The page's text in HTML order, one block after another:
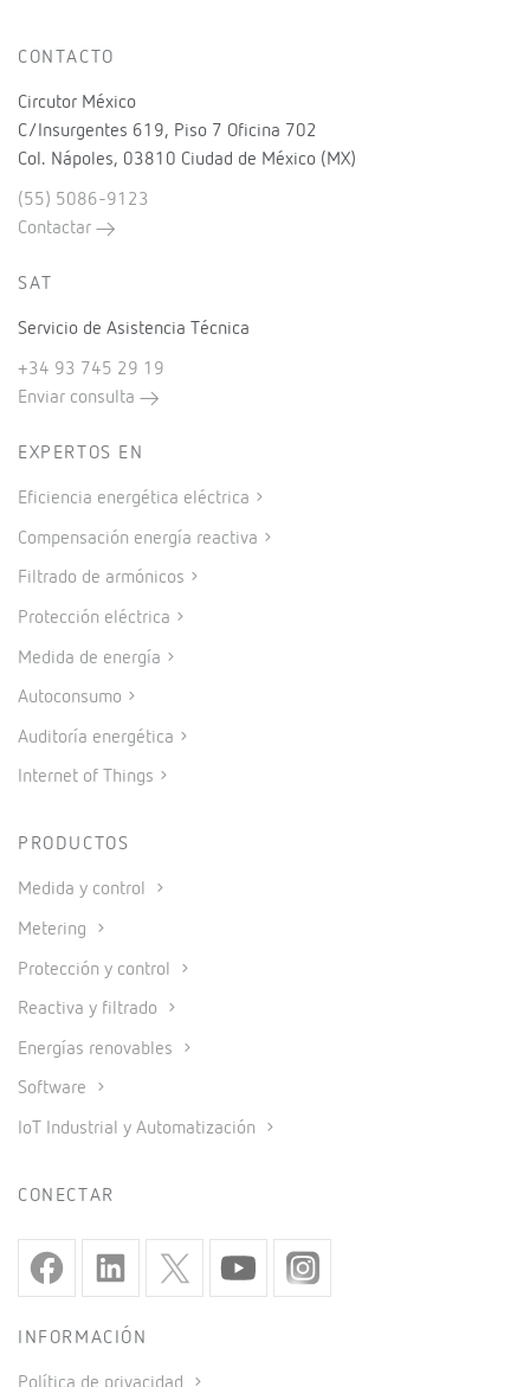
CONTACTO
Circutor México
C/Insurgentes 619, Piso 7 Oficina 702
Col. Nápoles, 03810 Ciudad de México (MX)
(55) 5086-9123
Contactar
SAT
Servicio de Asistencia Técnica
+34 93 745 29 19
Enviar consulta
EXPERTOS EN
Eficiencia energética eléctrica
Compensación energía reactiva
Filtrado de armónicos
Protección eléctrica
Medida de energía
Autoconsumo
Auditoría energética
Internet of Things
PRODUCTOS
Medida y control
Metering
Protección y control
Reactiva y filtrado
Energías renovables
Software
IoT Industrial y Automatización
CONECTAR
INFORMACIÓN